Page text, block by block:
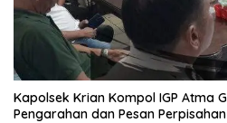
Kapolsek Krian Kompol IGP Atma
Pengarahan dan Pesan